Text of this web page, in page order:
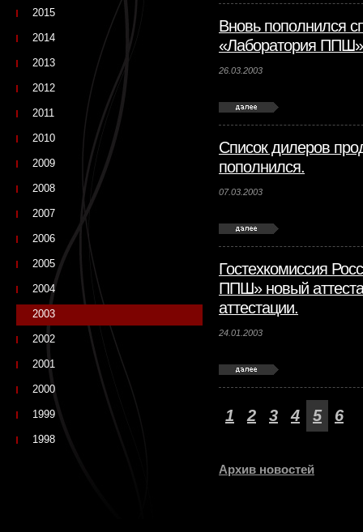
Вновь пополнился
«Лаборатория
26.03.2003
Список дилеров
пополнился.
07.03.2003
Гостехкомиссия
ППШ» новый
аттестации.
24.01.2003
1 2 3 4 5 6
Архив новостей
2015
2014
2013
2012
2011
2010
2009
2008
2007
2006
2005
2004
2003
2002
2001
2000
1999
1998